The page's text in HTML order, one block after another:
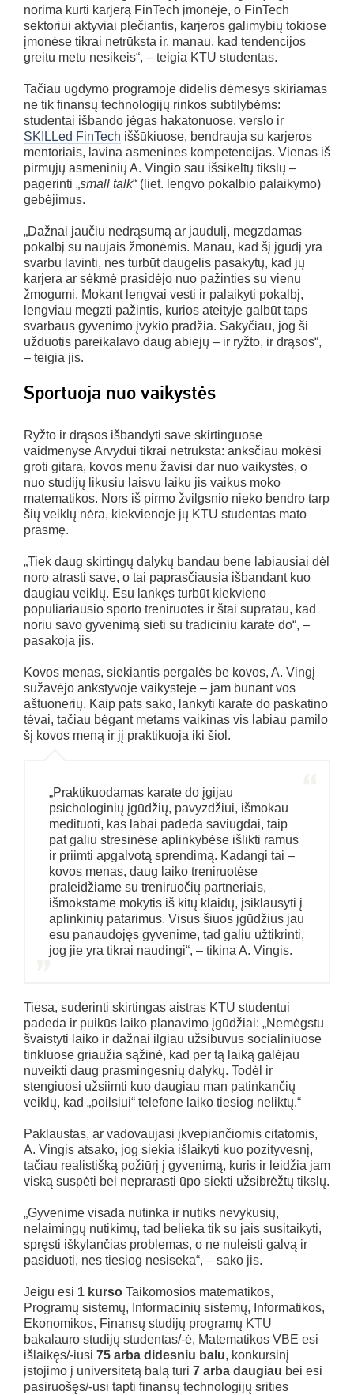
norima kurti karjerą FinTech įmonėje, o FinTech
sektoriui aktyviai plečiantis, karjeros galimybių tokiose
įmonėse tikrai netrūksta ir, manau, kad tendencijos
greitu metu nesikeis“, – teigia KTU studentas.
Tačiau ugdymo programoje didelis dėmesys skiriamas
ne tik finansų technologijų rinkos subtilybėms:
studentai išbando jėgas hakatonuose, verslo ir
SKILLed FinTech iššūkiuose, bendrauja su karjeros
mentoriais, lavina asmenines kompetencijas. Vienas iš
pirmųjų asmeninių A. Vingio sau išsikeltų tikslų –
pagerinti „small talk“ (liet. lengvo pokalbio palaikymo)
gebėjimus.
„Dažnai jaučiu nedrąsumą ar jaudulį, megzdamas
pokalbį su naujais žmonėmis. Manau, kad šį įgūdį yra
svarbu lavinti, nes turbūt daugelis pasakytų, kad jų
karjera ar sėkmė prasidėjo nuo pažinties su vienu
žmogumi. Mokant lengvai vesti ir palaikyti pokalbį,
lengviau megzti pažintis, kurios ateityje galbūt taps
svarbaus gyvenimo įvykio pradžia. Sakyčiau, jog ši
užduotis pareikalavo daug abiejų – ir ryžto, ir drąsos“,
– teigia jis.
Sportuoja nuo vaikystės
Ryžto ir drąsos išbandyti save skirtinguose
vaidmenyse Arvydui tikrai netrūksta: anksčiau mokėsi
groti gitara, kovos menu žavisi dar nuo vaikystės, o
nuo studijų likusiu laisvu laiku jis vaikus moko
matematikos. Nors iš pirmo žvilgsnio nieko bendro tarp
šių veiklų nėra, kiekvienoje jų KTU studentas mato
prasmę.
„Tiek daug skirtingų dalykų bandau bene labiausiai dėl
noro atrasti save, o tai paprasčiausia išbandant kuo
daugiau veiklų. Esu lankęs turbūt kiekvieno
populiariausio sporto treniruotes ir štai supratau, kad
noriu savo gyvenimą sieti su tradiciniu karate do“, –
pasakoja jis.
Kovos menas, siekiantis pergalės be kovos, A. Vingį
sužavėjo ankstyvoje vaikystėje – jam būnant vos
aštuonerių. Kaip pats sako, lankyti karate do paskatino
tėvai, tačiau bėgant metams vaikinas vis labiau pamilo
šį kovos meną ir jį praktikuoja iki šiol.
„Praktikuodamas karate do įgijau
psichologinių įgūdžių, pavyzdžiui, išmokau
medituoti, kas labai padeda saviugdai, taip
pat galiu stresinėse aplinkybėse išlikti ramus
ir priimti apgalvotą sprendimą. Kadangi tai –
kovos menas, daug laiko treniruotėse
praleidžiame su treniruočių partneriais,
išmokstame mokytis iš kitų klaidų, įsiklausyti į
aplinkinių patarimus. Visus šiuos įgūdžius jau
esu panaudojęs gyvenime, tad galiu užtikrinti,
jog jie yra tikrai naudingi“, – tikina A. Vingis.
Tiesa, suderinti skirtingas aistras KTU studentui
padeda ir puikūs laiko planavimo įgūdžiai: „Nemėgstu
švaistyti laiko ir dažnai ilgiau užsibuvus socialiniuose
tinkluose griaužia sąžinė, kad per tą laiką galėjau
nuveikti daug prasmingesnių dalykų. Todėl ir
stengiuosi užsiimti kuo daugiau man patinkančių
veiklų, kad „poilsiui“ telefone laiko tiesiog neliktų.“
Paklaustas, ar vadovaujasi įkvepiančiomis citatomis,
A. Vingis atsako, jog siekia išlaikyti kuo pozityvesnį,
tačiau realistišką požiūrį į gyvenimą, kuris ir leidžia jam
viską suspėti bei neprarasti ūpo siekti užsibrėžtų tikslų.
„Gyvenime visada nutinka ir nutiks nevykusių,
nelaimingų nutikimų, tad belieka tik su jais susitaikyti,
spręsti iškylančias problemas, o ne nuleisti galvą ir
pasiduoti, nes tiesiog nesiseka“, – sako jis.
Jeigu esi 1 kurso Taikomosios matematikos,
Programų sistemų, Informacinių sistemų, Informatikos,
Ekonomikos, Finansų studijų programų KTU
bakalauro studijų studentas/-ė, Matematikos VBE esi
išlaikęs/-iusi 75 arba didesniu balu, konkursinį
įstojimo į universitetą balą turi 7 arba daugiau bei esi
pasiruošęs/-usi tapti finansų technologijų srities